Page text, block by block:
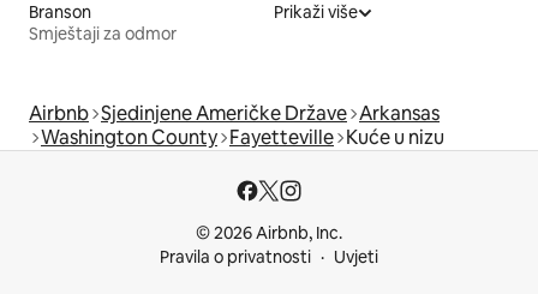
Branson
Smještaji za odmor
Prikaži više
Airbnb Sjedinjene Američke Države Arkansas
Washington County Fayetteville Kuće u nizu
© 2026 Airbnb, Inc.
Pravila o privatnosti
Uvjeti